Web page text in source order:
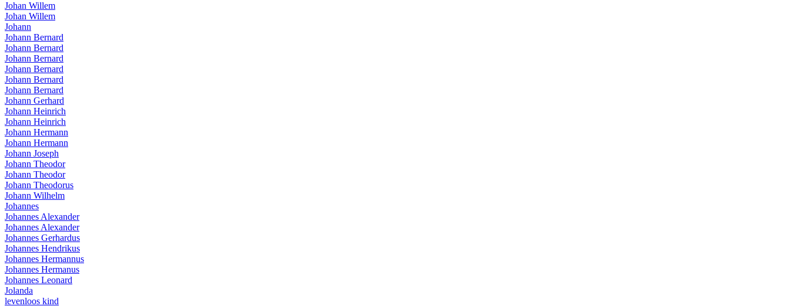
Johan Willem
Johan Willem
Johann
Johann Bernard
Johann Bernard
Johann Bernard
Johann Bernard
Johann Bernard
Johann Bernard
Johann Gerhard
Johann Heinrich
Johann Heinrich
Johann Hermann
Johann Hermann
Johann Joseph
Johann Theodor
Johann Theodor
Johann Theodorus
Johann Wilhelm
Johannes
Johannes Alexander
Johannes Alexander
Johannes Gerhardus
Johannes Hendrikus
Johannes Hermannus
Johannes Hermanus
Johannes Leonard
Jolanda
levenloos kind